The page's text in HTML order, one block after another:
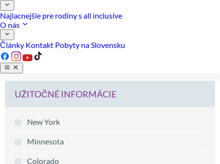
Najlacnejšie pre rodiny s all inclusive
O nás
Články Kontakt Pobyty na Slovensku
UŽITOČNÉ INFORMÁCIE
New York
Minnesota
Colorado